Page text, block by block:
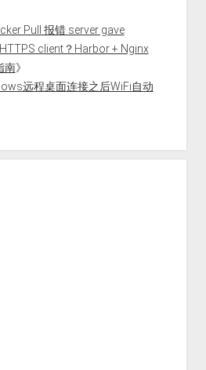
Pull 报错 server gave
client？Harbor + Nginx
南》
远程桌面连接之后WiFi自动